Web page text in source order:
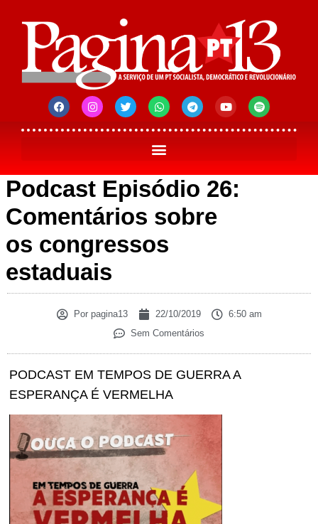
Podcast Episódio 26:
Comentários sobre
os congressos
estaduais
Porpagina13 22/10/2019
6:50 am
Sem Comentários
PODCAST EM TEMPOS DE GUERRA A
ESPERANÇA É VERMELHA